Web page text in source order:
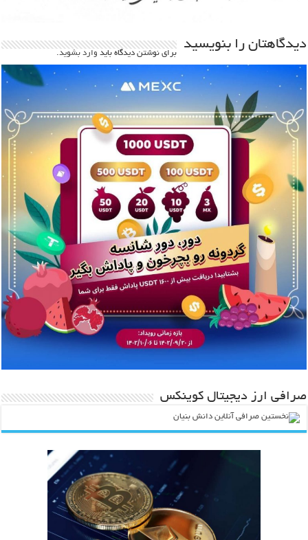
دیدگاهتان را بنویسید
برای نوشتن دیدگاه باید وارد بشوید.
صرافی ارز دیجیتال کوینکس